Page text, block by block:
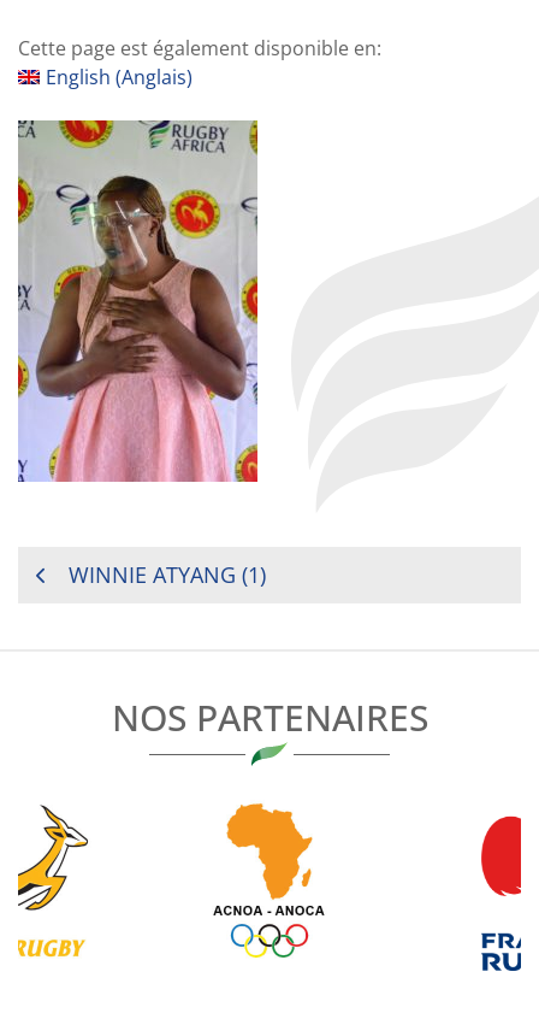
Cette page est également disponible en:
English (Anglais)
NAVIGATION
WINNIE ATYANG (1)
NOS PARTENAIRES